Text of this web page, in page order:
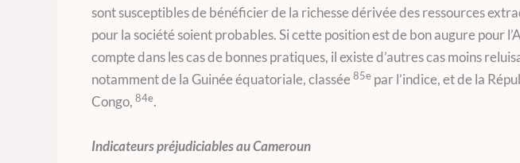
sont susceptibles de bénéficier de la richesse dérivée des ressources
pour la société soient probables. Si cette position est de bon augure pour
compte dans les cas de bonnes pratiques, il existe d’autres cas moins
notamment de la Guinée équatoriale, classée85epar l’indice, et de la
Congo, 84e.
Indicateurs préjudiciables au Cameroun